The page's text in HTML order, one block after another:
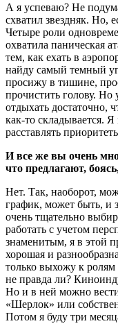
А я успеваю? Не
схватил звездняк. Но,
Четыре роли
охватила паническая
тем, как ехать в
найду самый темный
просижу в тишине,
прочистить голову. Но
отдыхать достаточно,
как-то складывается.
расставлять
И все же вы очень
что предлагают,
Нет. Так, наоборот,
график, может быть, и
очень тщательно
работать с учетом
знаменитым, я в этой
хорошая и
только выхожу к
не правда ли?
Но и в ней можно
«Шерлок» или
Потом я буду три